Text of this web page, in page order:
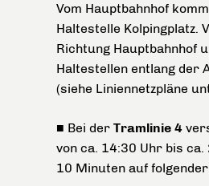
Vom Hauptbahnhof
Haltestelle Kolpingplatz.
Richtung Hauptbahnhof
Haltestellen entlang der
(siehe Liniennetzpläne
■ Bei der Tramlinie 4
von ca. 14:30 Uhr bis
10 Minuten auf